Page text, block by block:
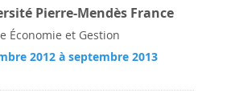
Pierre-Mendès France
Économie et Gestion
2012 à septembre 2013